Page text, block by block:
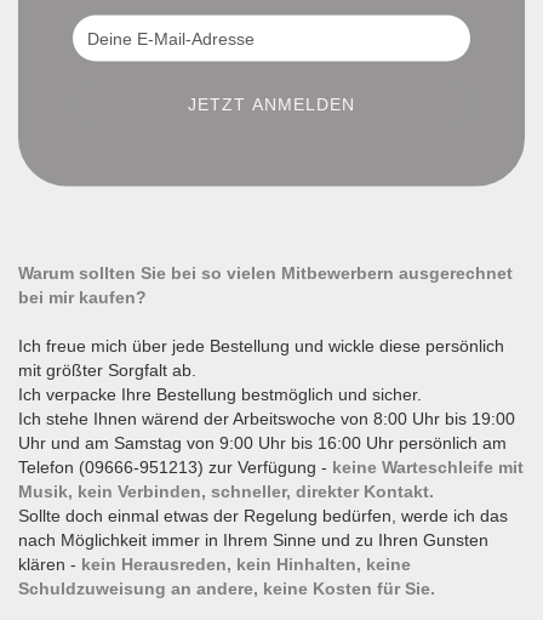
Warum sollten Sie bei so vielen Mitbewerbern ausgerechnet
bei mir kaufen?
Ich freue mich über jede Bestellung und wickle diese persönlich
mit größter Sorgfalt ab.
Ich verpacke Ihre Bestellung bestmöglich und sicher.
Ich stehe Ihnen wärend der Arbeitswoche von 8:00 Uhr bis 19:00
Uhr und am Samstag von 9:00 Uhr bis 16:00 Uhr persönlich am
Telefon (09666-951213) zur Verfügung - keine Warteschleife mit
Musik, kein Verbinden, schneller, direkter Kontakt.
Sollte doch einmal etwas der Regelung bedürfen, werde ich das
nach Möglichkeit immer in Ihrem Sinne und zu Ihren Gunsten
klären - kein Herausreden, kein Hinhalten, keine
Schuldzuweisung an andere, keine Kosten für Sie.